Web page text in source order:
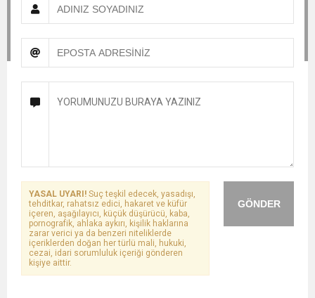
GÖNDER
YASAL UYARI! Suç teşkil edecek, yasadışı,
tehditkar, rahatsız edici, hakaret ve küfür
içeren, aşağılayıcı, küçük düşürücü, kaba,
pornografik, ahlaka aykırı, kişilik haklarına
zarar verici ya da benzeri niteliklerde
içeriklerden doğan her türlü mali, hukuki,
cezai, idari sorumluluk içeriği gönderen
kişiye aittir.